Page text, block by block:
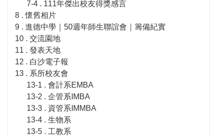
7-4 . 111年傑出校友得獎感言
8 . 懷舊相片
9 . 進德中學｜50週年師生聯誼會｜籌備紀實
10 . 交流園地
11 . 發表天地
12 . 白沙電子報
13 . 系所校友會
13-1 . 會計系EMBA
13-2 . 企管系IMBA
13-3 . 資管系IMMBA
13-4 . 生物系
13-5 . 工教系